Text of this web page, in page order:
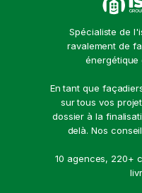
Spécialiste de
ravalement de
énergétique
En tant que
sur tous vos
dossier à la
delà. Nos
10 agences, 220+